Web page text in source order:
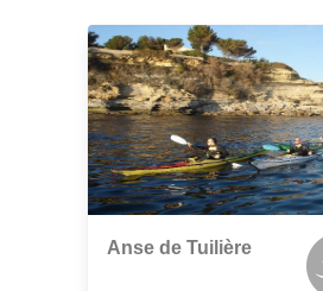
Anse de Tuilière